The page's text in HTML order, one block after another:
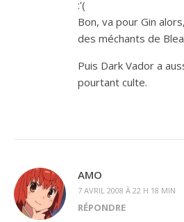
:'(
Bon, va pour Gin
des méchants de
Puis Dark Vador a
pourtant culte.
AMO
7 AVRIL 2008 À 22 H 18 MIN
RÉPONDRE